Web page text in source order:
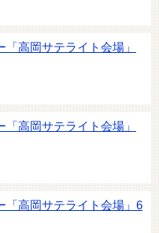
高岡サテライト会場」
高岡サテライト会場」
「高岡サテライト会場」6